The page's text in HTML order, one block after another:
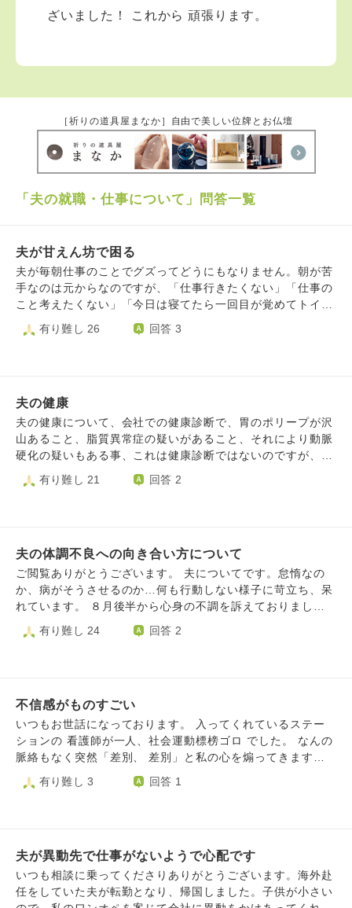
ざいました！ これから 頑張ります。
［祈りの道具屋まなか］自由で美しい位牌とお仏壇
「夫の就職・仕事について」問答一覧
夫が甘えん坊で困る
夫が毎朝仕事のことでグズってどうにもなりません。朝が苦
手なのは元からなのですが、「仕事行きたくない」「仕事の
こと考えたくない」「今日は寝てたら一回目が覚めてトイレ
に行きたくなった」「まだ寝てたい」朝は特に機嫌が悪いの
に本人は自覚ありません。 土日は朝の10時まで寝てます。
なくなったらしく余計仕事が進まないとのことですが…「新
人が使えない」のはどこの職場でも当たり前のことですし、
「あまりやる気のない新人なら黙ってても辞めてく」と思う
のですが…夫本人にとっては耐え難い苦痛なのか、甘えてる
夫は子供時代親にまともに構ってもらえず育ったからだと思
いと言ってパチンコに行ってしまう…そういう親です。反抗
期もなく、「手のかからない子供」だったそうです。 私は
フルタイムで仕事をしています。手に職をつけようとしてい
ます。子育てよりも何よりも、今の世の中女性も社員に戻る
のおそれがあったり、仮に子供がいたとして母一人になった
の中、自分がなんとか生きていく道を残すのに精一杯、なの
に夫はすぐに仕事を辞めたいと言い出す…不安です、余裕が
ありません。 どうしたらいいですか。
有り難し 26 回答 3
夫の健康
夫の健康について、会社での健康診断で、胃のポリープが沢
山あること、脂質異常症の疑いがあること、それにより動脈
硬化の疑いもある事、これは健康診断ではないのですが、歯
周病が進行して、自分の歯が抜けてしまい数本しか残ってい
ない現状でること、ただ夫自体自覚がない事で、私的にはと
歯の治療をすると言ってくれた。ただ健康診断で色々と引っ
かかってしまっているので、歯の治療をした所で、何か病気
が、出てきてしまわないか心配です。
有り難し 21 回答 2
夫の体調不良への向き合い方について
ご閲覧ありがとうございます。 夫についてです。怠惰なの
か、病がそうさせるのか…何も行動しない様子に苛立ち、呆
れています。 ８月後半から心身の不調を訴えておりまし
た。現時点で内科や精神科などは受診しておりません。 現
在、有給などを使いちょくちょく仕事を休んでいます。 本
がいい。何もしないのが1番良くない。」と伝えました。 し
かし夫は「今金欠で病院に行けない」「精神科はどこも予約
いっぱいですぐ診てもらえない」などと言い医療機関にかか
ることに消極的です。 さらにはネットで色んな情報を調べ
ど、1番やっちゃいけない素人判断をします。タバコにも逃
か」と本人に言いました。 有給もいつまでもあるわけでは
ありません。生活もあります。 優しい言葉をかけてほしい
ようですが、そんな時期はとうに過ぎました。 半分、愚痴
になりましたね。失礼しました。
有り難し 24 回答 2
不信感がものすごい
いつもお世話になっております。 入ってくれているステー
ションの 看護師が一人、社会運動標榜ゴロ でした。 なんの
脈絡もなく突然「差別、 差別」と私の心を煽ってきます。
いちばんひどかったのが、 「病院スタッフの皆さんが、 患
者から暴言を吐かれている のを見るのが辛い」 と私が言っ
ね」 などと言ってきます。 これを半泣きで主治医に「怖
い」 と伝えたら、主治医は自分の スマホを取り出し、ステ
ーションに 連絡して 「当該看護師の訪問は、リケブツ さん
有り難し 3 回答 1
夫が異動先で仕事がないようで心配です
いつも相談に乗ってくださりありがとうございます。海外赴
任をしていた夫が転勤となり、帰国しました。子供が小さい